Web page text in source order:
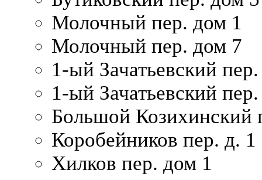
Молочный пер. дом 1
Молочный пер. дом 7
1-ый Зачатьевский
1-ый Зачатьевский
Большой Козихинский
Коробейников пер. д. 1
Хилков пер. дом 1